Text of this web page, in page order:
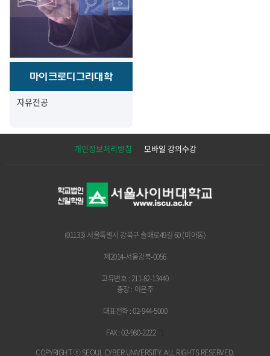
마이크로디그리대학
자유전공
개인정보처리방침 모바일 강의수강
(01133) 서울특별시 강북구 솔매로49길 60 (미아동)
제2014-서울강북-0056
고유번호 : 211-82-13440
총장 : 이은주
대표전화 : 02-944-5000
FAX : 02-980-2222
COPYRIGHT ⓒ SEOUL CYBER UNIVERSITY.ALL RIGHTS RESERVED.